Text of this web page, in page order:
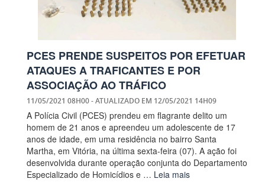
PCES PRENDE SUSPEITOS POR EFETUAR
ATAQUES A TRAFICANTES E POR
ASSOCIAÇÃO AO TRÁFICO
11/05/2021 08H00- ATUALIZADO EM 12/05/2021 14H09
A Polícia Civil (PCES) prendeu em flagrante delito um
homem de 21 anos e apreendeu um adolescente de 17
anos de idade, em uma residência no bairro Santa
Martha, em Vitória, na última sexta-feira (07). A ação foi
desenvolvida durante operação conjunta do Departamento
Especializado de Homicídios e … Leia mais